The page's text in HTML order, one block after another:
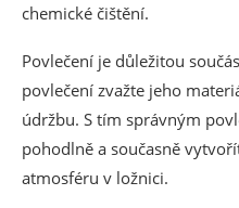
chemické čištění.
Povlečení je důležitou
povlečení zvažte jeho
údržbu. S tím správným
pohodlně a současně
atmosféru v ložnici.